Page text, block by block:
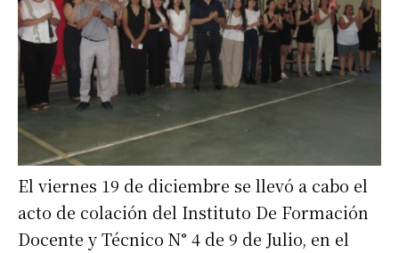
El viernes 19 de diciembre se llevó a cabo el
acto de colación del Instituto De Formación
Docente y Técnico N° 4 de 9 de Julio, en el